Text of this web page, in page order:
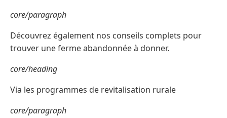
core/paragraph
Découvrez également nos conseils complets pour
trouver une ferme abandonnée à donner.
core/heading
Via les programmes de revitalisation rurale
core/paragraph